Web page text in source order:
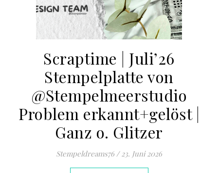
Scraptime | Juli’26
Stempelplatte von
@Stempelmeerstudio
Problem erkannt+gelöst |
Ganz o. Glitzer
Stempeldreams76 / 23. Juni 2026